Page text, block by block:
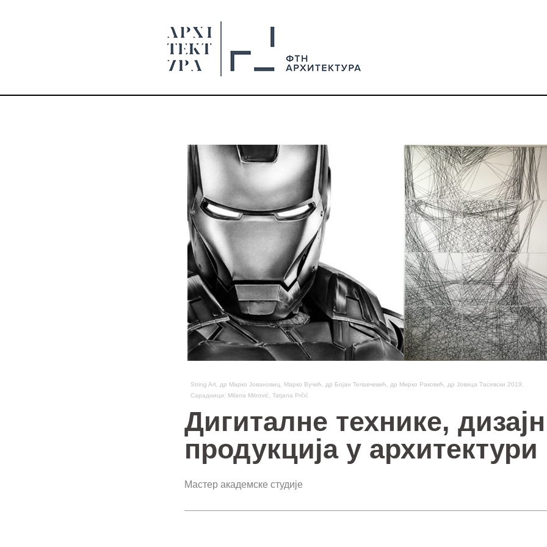
String Art, др Марко Јовановиц, Марко Вучић, др Бојан Тепавчевић, др Мирко Раковић, др Јовица Тасевски 2019.
Сарадници: Milana Mitrović, Tatjana Prčić
Дигиталне технике,
продукција у архитектури
Мастер академске студије